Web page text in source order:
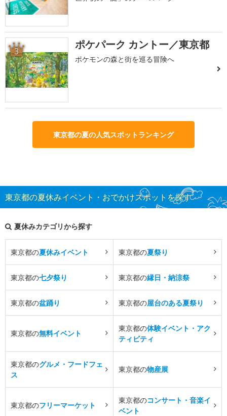
3 ポケパーク カントー／東京都
ポケモンの森と街を巡る冒険へ
東京都の夏の人気スポットランキング
東京都の夏休みイベント・おでかけスポットを探す
夏休みカテゴリから探す
東京都の夏休みイベント 東京都の夏祭り
東京都の七夕祭り 東京都の縁日・納涼祭
東京都の盆踊り 東京都の屋台のある夏祭り
東京都の無料イベント
東京都の体験イベント・アク
ティビティ
東京都のグルメ・フードフェ
ス
東京都の物産展
東京都のフリーマーケット
東京都のコンサート・音楽イ
ベント